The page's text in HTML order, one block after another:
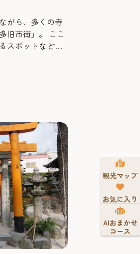
がら、多くの寺
旧市街」。 ここ
スポットなどが
ない「神秘的
パワースポット
じてみて！
観光マップ
お気に入り
AIおまかせ
コース